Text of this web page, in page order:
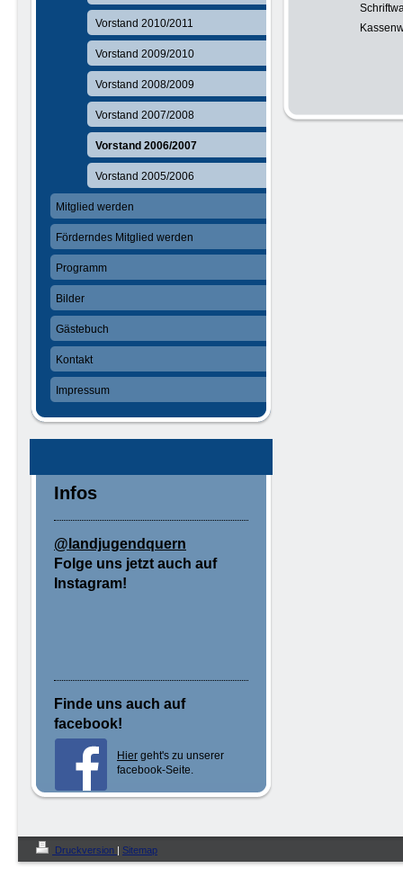
Vorstand 2010/2011
Vorstand 2009/2010
Vorstand 2008/2009
Vorstand 2007/2008
Vorstand 2006/2007
Vorstand 2005/2006
Mitglied werden
Förderndes Mitglied werden
Programm
Bilder
Gästebuch
Kontakt
Impressum
Infos
@landjugendquern
Folge uns jetzt auch auf
Instagram!
Finde uns auch auf
facebook!
Hier geht's zu unserer
facebook-Seite.
Druckversion | Sitemap